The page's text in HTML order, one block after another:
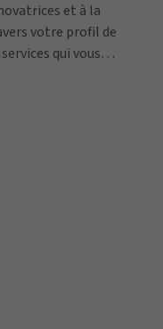
et à la
votre profil de
qui vous